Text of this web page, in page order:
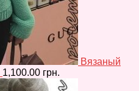
Вязаный
1,100.00 грн.